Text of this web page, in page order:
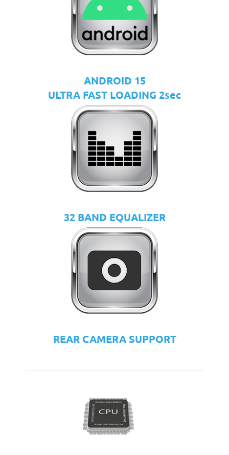
ANDROID 15
ULTRA FAST LOADING 2sec
32 BAND EQUALIZER
REAR CAMERA SUPPORT